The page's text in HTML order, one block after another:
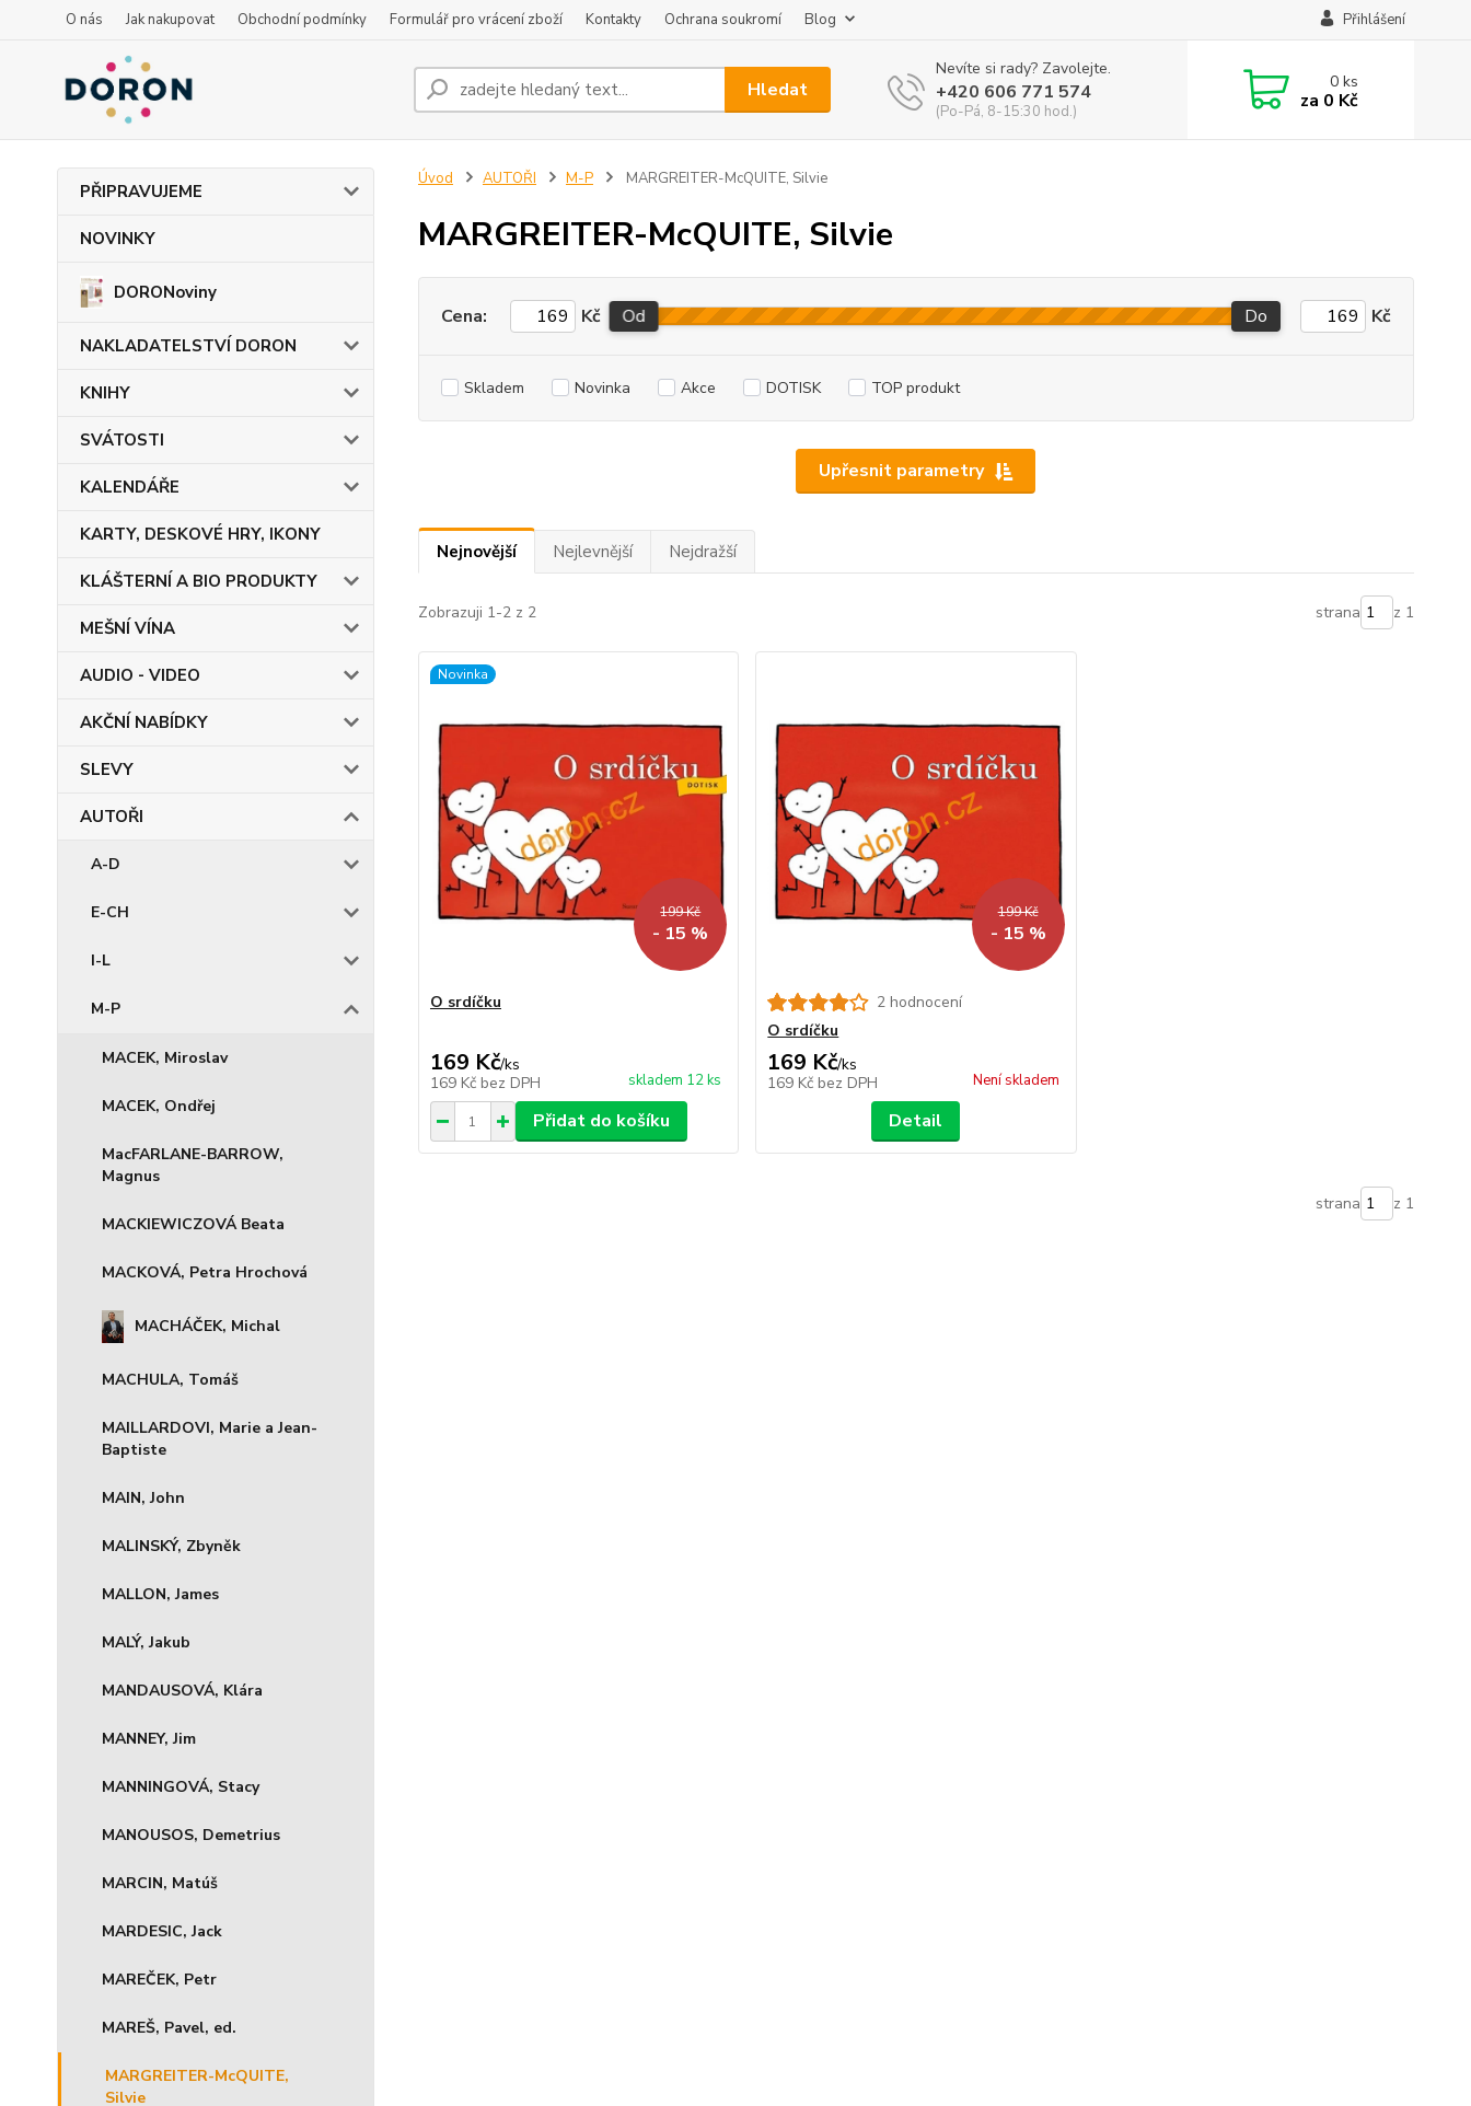
O nás Jak nakupovat Obchodní podmínky Formulář pro vrácení zboží Kontakty Ochrana soukromí Blog Přihlášení
Hledat
Nevíte si rady? Zavolejte.
+420 606 771 574
(Po-Pá, 8-15:30 hod.)
0ks
za 0 Kč
PŘIPRAVUJEME
NOVINKY
DORONoviny
NAKLADATELSTVÍ DORON
KNIHY
SVÁTOSTI
KALENDÁŘE
KARTY, DESKOVÉ HRY, IKONY
KLÁŠTERNÍ A BIO PRODUKTY
MEŠNÍ VÍNA
AUDIO - VIDEO
AKČNÍ NABÍDKY
SLEVY
AUTOŘI
A-D
E-CH
I-L
M-P
MACEK, Miroslav
MACEK, Ondřej
MacFARLANE-BARROW,
Magnus
MACKIEWICZOVÁ Beata
MACKOVÁ, Petra Hrochová
MACHÁČEK, Michal
MACHULA, Tomáš
MAILLARDOVI, Marie a Jean-
Baptiste
MAIN, John
MALINSKÝ, Zbyněk
MALLON, James
MALÝ, Jakub
MANDAUSOVÁ, Klára
MANNEY, Jim
MANNINGOVÁ, Stacy
MANOUSOS, Demetrius
MARCIN, Matúš
MARDESIC, Jack
MAREČEK, Petr
MAREŠ, Pavel, ed.
MARGREITER-McQUITE,
Silvie
Úvod AUTOŘI M-P MARGREITER-McQUITE, Silvie
MARGREITER-McQUITE, Silvie
Upřesnit parametry
Cena: Kč Od Do Kč
Skladem Novinka Akce DOTISK TOP produkt
Nejnovější Nejlevnější Nejdražší
Zobrazuji 1-2 z 2 strana z 1
Novinka
199 Kč
- 15 %
O srdíčku
169 Kč/ks
169 Kč bez DPH skladem 12 ks
Přidat do košíku
199 Kč
- 15 %
2 hodnocení
O srdíčku
169 Kč/ks
169 Kč bez DPH Není skladem
Detail
strana z 1